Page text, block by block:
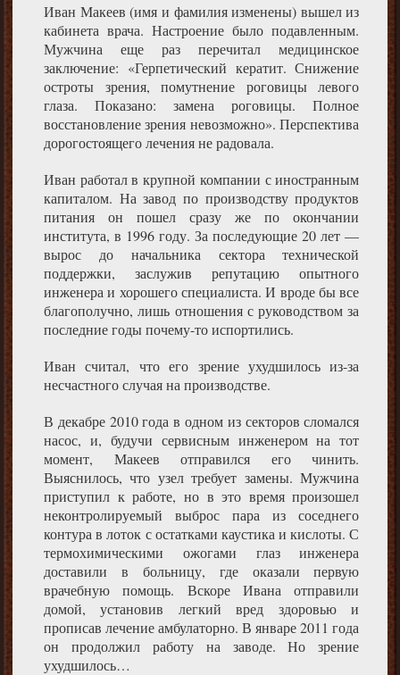
Иван Макеев (имя и фамилия изменены) вышел из
кабинета врача. Настроение было подавленным.
Мужчина еще раз перечитал медицинское
заключение: «Герпетический кератит. Снижение
остроты зрения, помутнение роговицы левого
глаза. Показано: замена роговицы. Полное
восстановление зрения невозможно». Перспектива
дорогостоящего лечения не радовала.
Иван работал в крупной компании с иностранным
капиталом. На завод по производству продуктов
питания он пошел сразу же по окончании
института, в 1996 году. За последующие 20 лет —
вырос до начальника сектора технической
поддержки, заслужив репутацию опытного
инженера и хорошего специалиста. И вроде бы все
благополучно, лишь отношения с руководством за
последние годы почему-то испортились.
Иван считал, что его зрение ухудшилось из-за
несчастного случая на производстве.
В декабре 2010 года в одном из секторов сломался
насос, и, будучи сервисным инженером на тот
момент, Макеев отправился его чинить.
Выяснилось, что узел требует замены. Мужчина
приступил к работе, но в это время произошел
неконтролируемый выброс пара из соседнего
контура в лоток с остатками каустика и кислоты. С
термохимическими ожогами глаз инженера
доставили в больницу, где оказали первую
врачебную помощь. Вскоре Ивана отправили
домой, установив легкий вред здоровью и
прописав лечение амбулаторно. В январе 2011 года
он продолжил работу на заводе. Но зрение
ухудшилось…